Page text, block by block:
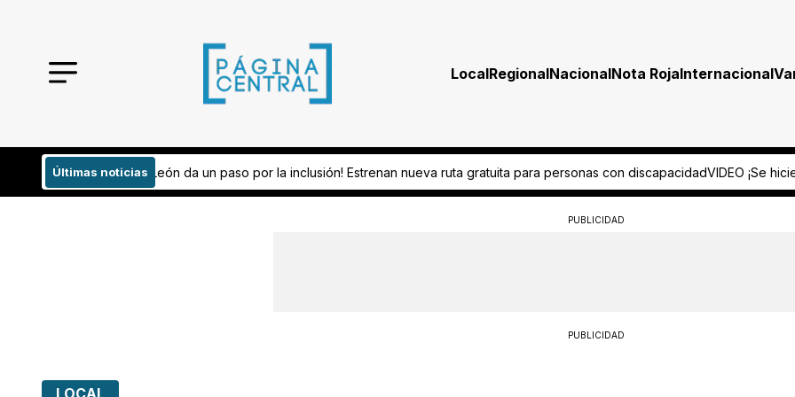
LocalRegionalNacionalNota RojaInternacional
Últimas noticias
paso por la inclusión! Estrenan nueva ruta gratuita para personas con discapacidadVIDEO ¡Se hicieron pasar por obreros! Ladrones
PUBLICIDAD
PUBLICIDAD
LOCAL